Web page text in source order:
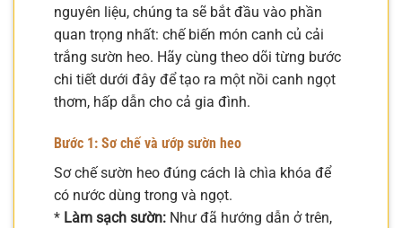
nguyên liệu, chúng ta sẽ bắt đầu vào phần
quan trọng nhất: chế biến món canh củ cải
trắng sườn heo. Hãy cùng theo dõi từng bước
chi tiết dưới đây để tạo ra một nồi canh ngọt
thơm, hấp dẫn cho cả gia đình.
Bước 1: Sơ chế và ướp sườn heo
Sơ chế sườn heo đúng cách là chìa khóa để
có nước dùng trong và ngọt.
* Làm sạch sườn: Như đã hướng dẫn ở trên,